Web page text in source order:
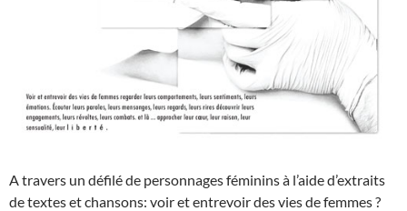
A travers un défilé de personnages féminins à l’aide d’extraits
de textes et chansons: voir et entrevoir des vies de femmes ?